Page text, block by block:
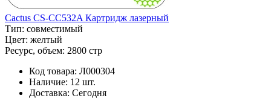
Cactus CS-CC532A Картридж лазерный
Тип: совместимый
Цвет: желтый
Ресурс, объем: 2800 стр
Код товара: Л000304
Наличие: 12 шт.
Доставка: Сегодня